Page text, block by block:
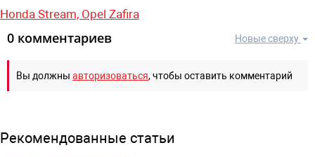
Honda Stream, Opel Zafira
Новые сверху
0 комментариев
Вы должны авторизоваться, чтобы оставить комментарий
Рекомендованные статьи